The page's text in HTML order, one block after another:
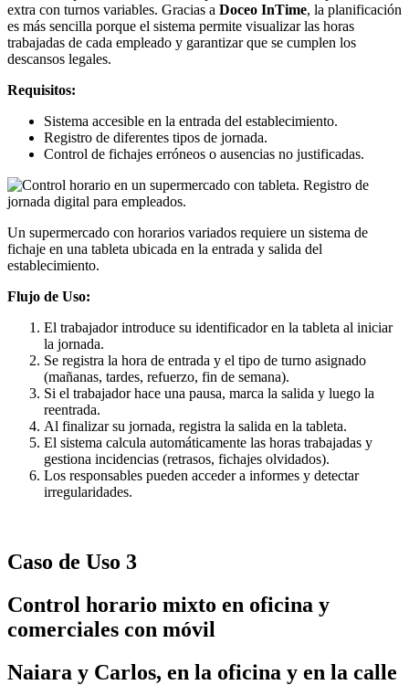
extra con turnos variables. Gracias a Doceo InTime, la planificación
es más sencilla porque el sistema permite visualizar las horas
trabajadas de cada empleado y garantizar que se cumplen los
descansos legales.
Requisitos:
Sistema accesible en la entrada del establecimiento.
Registro de diferentes tipos de jornada.
Control de fichajes erróneos o ausencias no justificadas.
Un supermercado con horarios variados requiere un sistema de
fichaje en una tableta ubicada en la entrada y salida del
establecimiento.
Flujo de Uso:
El trabajador introduce su identificador en la tableta al iniciar
la jornada.
Se registra la hora de entrada y el tipo de turno asignado
(mañanas, tardes, refuerzo, fin de semana).
Si el trabajador hace una pausa, marca la salida y luego la
reentrada.
Al finalizar su jornada, registra la salida en la tableta.
El sistema calcula automáticamente las horas trabajadas y
gestiona incidencias (retrasos, fichajes olvidados).
Los responsables pueden acceder a informes y detectar
irregularidades.
Caso de Uso 3
Control horario mixto en oficina y
comerciales con móvil
Naiara y Carlos, en la oficina y en la calle